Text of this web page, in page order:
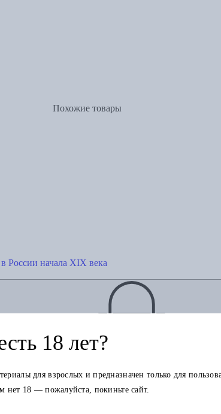
Похожие товары
России начала XIX века
18 лет?
для взрослых и предназначен только для
нет 18 — пожалуйста, покиньте сайт.